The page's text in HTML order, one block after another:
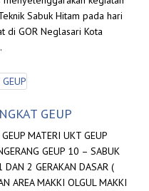
Sabuk Hitam pada hari
di GOR Neglasari Kota
GEUP
MATERI UKT GEUP
GEUP 10 – SABUK
2 GERAKAN DASAR (
AREA MAKKI OLGUL MAKKI